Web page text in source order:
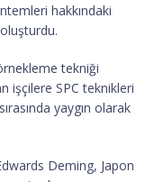
hakkındaki
tekniği
işçilere SPC teknikleri
yaygın olarak
Deming, Japon